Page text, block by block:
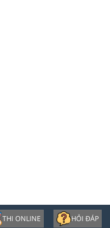
THI ONLINE HỎI ĐÁP